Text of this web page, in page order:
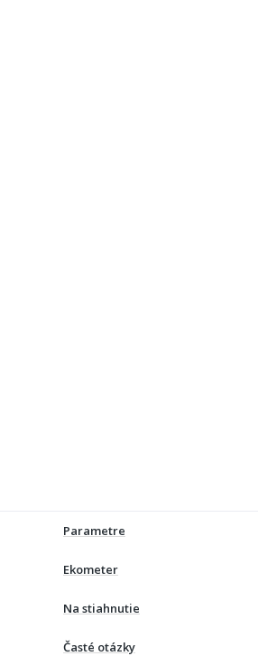
Parametre
Ekometer
Na stiahnutie
Časté otázky